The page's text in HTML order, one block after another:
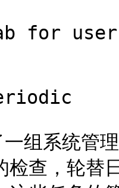
for
组系统管
检查，轮替